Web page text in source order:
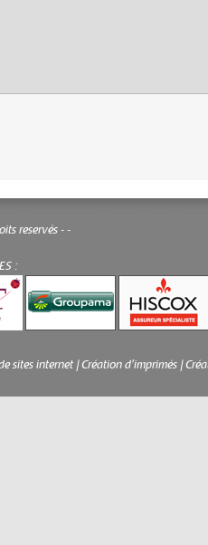
reservés - -
:
sites internet |Création d'imprimés |